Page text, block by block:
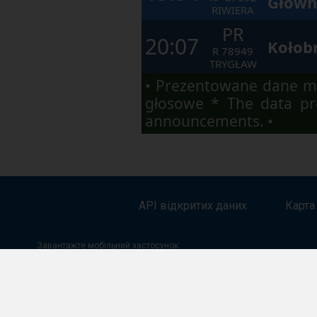
RIWIERA
20:07
PR
R 78949
TRYGŁAW
• Prezentowane dane
głosowe * The data
announcements. •
API відкритих даних
Завантажте мобільний застосунок: